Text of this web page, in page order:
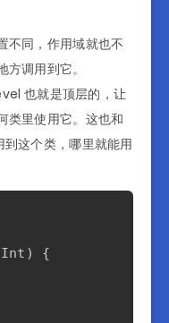
不同，作用域就也不
调用到它。
也就是顶层的，让
类里使用它。这也和
这个类，哪里就能用
Int )
{